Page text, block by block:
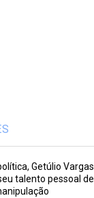
Getúlio Vargas
talento pessoal de